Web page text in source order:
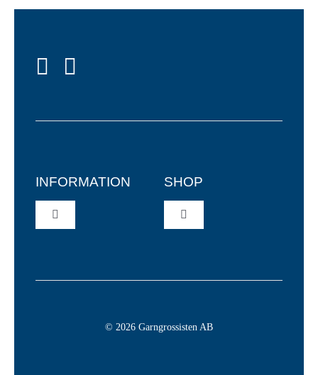
INFORMATION
Toggle
Navigation
SHOP
Toggle
Navigation
© 2026 Garngrossisten AB